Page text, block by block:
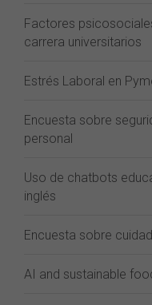
Factores
carrera universitarios
Estrés Laboral en
Encuesta sobre
personal
Uso de chatbots
inglés
Encuesta sobre
AI and sustainable